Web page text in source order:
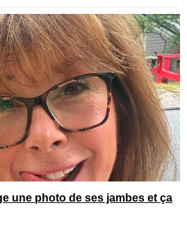
une photo de ses jambes et ça